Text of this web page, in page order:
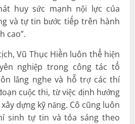
huy sức mạnh nội lực của
và tự tin bước tiếp trên hành
cao”.
Vũ Thục Hiền luôn thể hiện
nghiệp trong công tác tổ
lắng nghe và hỗ trợ các thí
cuộc thi, từ việc định hướng
dựng kỹ năng. Cô cũng luôn
sinh tự tin và tỏa sáng theo